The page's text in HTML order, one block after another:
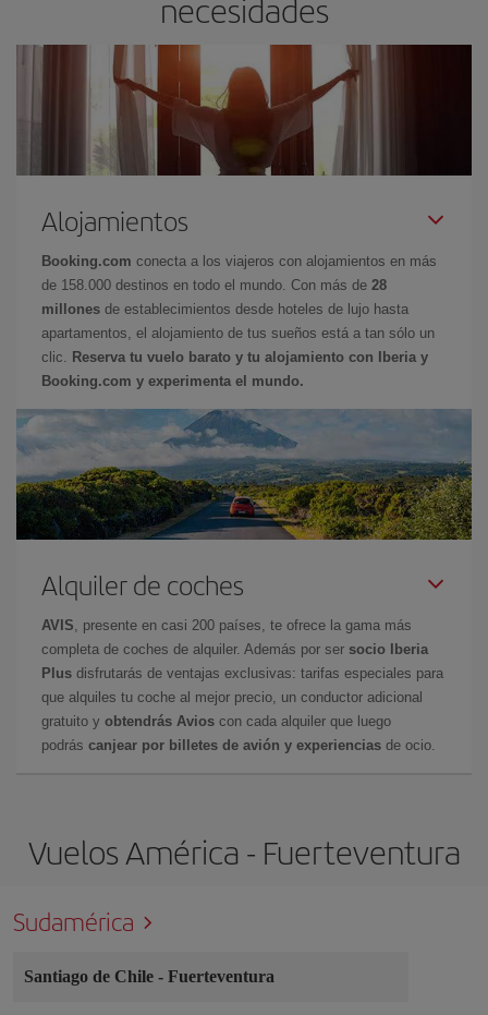
necesidades
Alojamientos
Booking.com conecta a los viajeros con alojamientos en más
de 158.000 destinos en todo el mundo. Con más de 28
millones de establecimientos desde hoteles de lujo hasta
apartamentos, el alojamiento de tus sueños está a tan sólo un
clic.
Reserva tu vuelo barato y tu alojamiento con Iberia y
Booking.com y experimenta el mundo.
Alquiler de coches
AVIS , presente en casi 200 países, te ofrece la gama más
completa de coches de alquiler. Además por ser socio Iberia
Plus disfrutarás de ventajas exclusivas: tarifas especiales para
que alquiles tu coche al mejor precio, un conductor adicional
gratuito y obtendrás Avios con cada alquiler que luego
podrás canjear por billetes de avión y experiencias de ocio.
Vuelos América - Fuerteventura
Sudamérica
Santiago de Chile - Fuerteventura